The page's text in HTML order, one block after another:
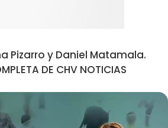
Pizarro y Daniel Matamala.
DE CHV NOTICIAS